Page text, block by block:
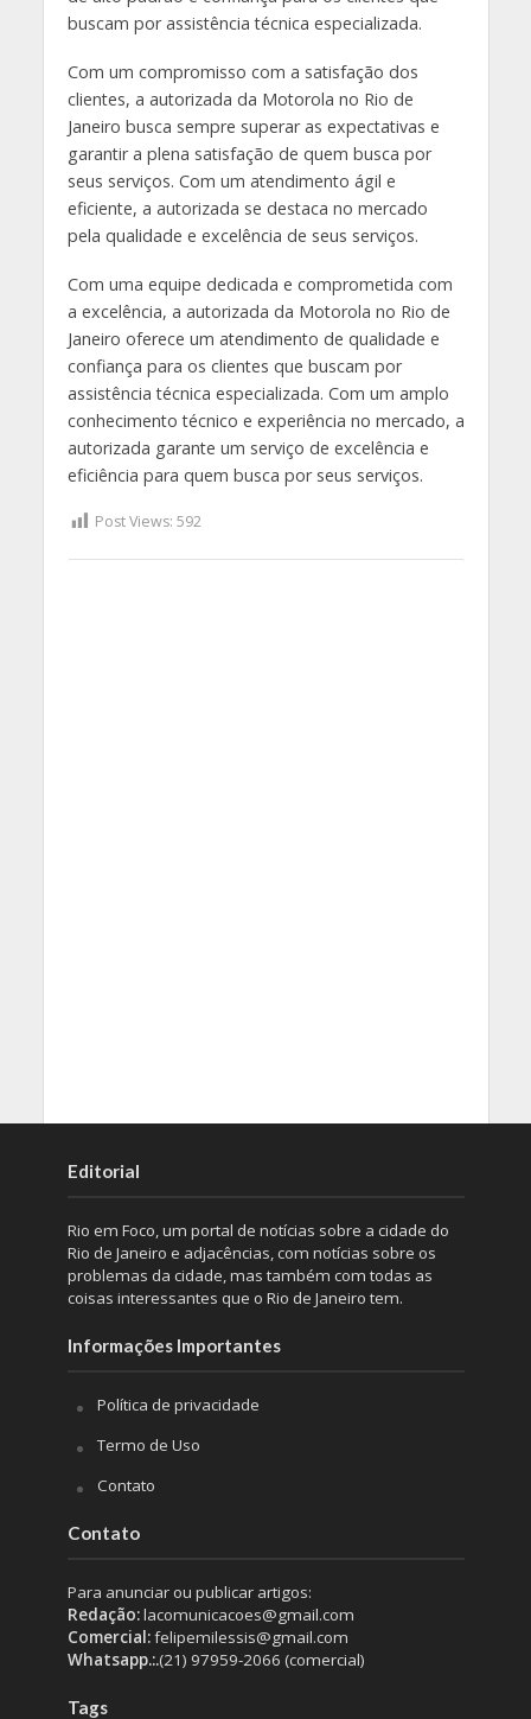
buscam por assistência técnica especializada.
Com um compromisso com a satisfação dos
clientes, a autorizada da Motorola no Rio de
Janeiro busca sempre superar as expectativas e
garantir a plena satisfação de quem busca por
seus serviços. Com um atendimento ágil e
eficiente, a autorizada se destaca no mercado
pela qualidade e excelência de seus serviços.
Com uma equipe dedicada e comprometida com
a excelência, a autorizada da Motorola no Rio de
Janeiro oferece um atendimento de qualidade e
confiança para os clientes que buscam por
assistência técnica especializada. Com um amplo
conhecimento técnico e experiência no mercado, a
autorizada garante um serviço de excelência e
eficiência para quem busca por seus serviços.
Post Views: 592
Editorial
Rio em Foco, um portal de notícias sobre a cidade do
Rio de Janeiro e adjacências, com notícias sobre os
problemas da cidade, mas também com todas as
coisas interessantes que o Rio de Janeiro tem.
Informações Importantes
Política de privacidade
Termo de Uso
Contato
Contato
Para anunciar ou publicar artigos:
Redação:lacomunicacoes@gmail.com
Comercial:felipemilessis@gmail.com
Whatsapp.:.(21) 97959-2066 (comercial)
Tags